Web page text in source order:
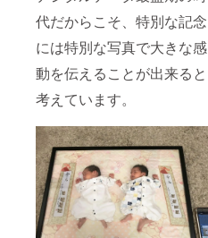
代だからこそ、特別な記念
には特別な写真で大きな感
動を伝えることが出来ると
考えています。